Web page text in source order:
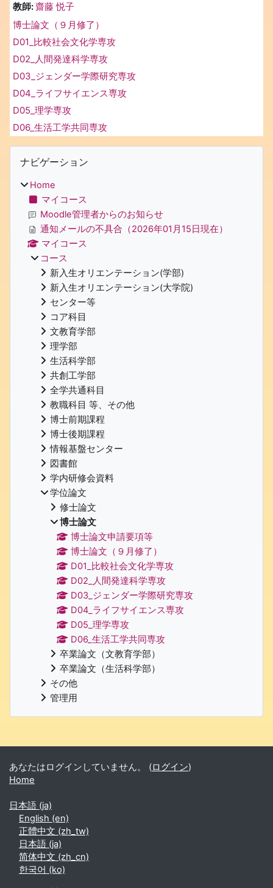
教師:齋藤 悦子
博士論文（９月修了）
D01_比較社会文化学専攻
D02_人間発達科学専攻
D03_ジェンダー学際研究専攻
D04_ライフサイエンス専攻
D05_理学専攻
D06_生活工学共同専攻
ブロック
ナビゲーション
Home
マイコース
Moodle管理者からのお知らせ
通知メールの不具合（2026年01月15日現在）
マイコース
コース
新入生オリエンテーション(学部)
新入生オリエンテーション(大学院)
センター等
コア科目
文教育学部
理学部
生活科学部
共創工学部
全学共通科目
教職科目 等、その他
博士前期課程
博士後期課程
情報基盤センター
図書館
学内研修会資料
学位論文
修士論文
博士論文
博士論文申請要項等
博士論文（９月修了）
D01_比較社会文化学専攻
D02_人間発達科学専攻
D03_ジェンダー学際研究専攻
D04_ライフサイエンス専攻
D05_理学専攻
D06_生活工学共同専攻
卒業論文（文教育学部）
卒業論文（生活科学部）
その他
管理用
補助ブロック
あなたはログインしていません。 (ログイン)
Home
日本語 ‎(ja)‎
English ‎(en)‎
正體中文 ‎(zh_tw)‎
日本語 ‎(ja)‎
简体中文 ‎(zh_cn)‎
한국어 ‎(ko)‎